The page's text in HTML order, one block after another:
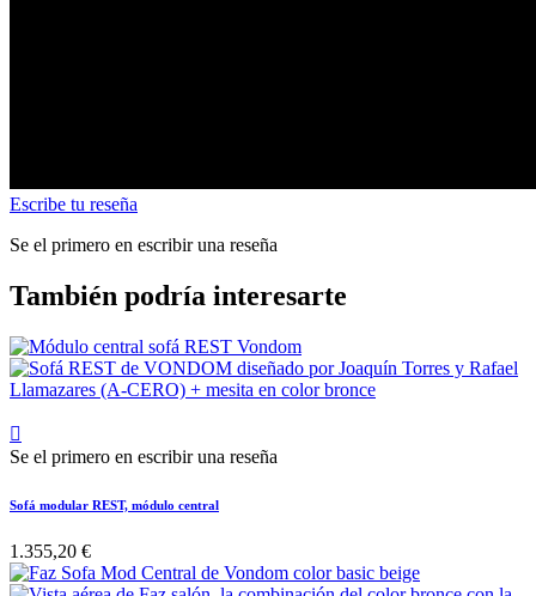
Escribe tu reseña
Se el primero en escribir una reseña
También podría interesarte

Se el primero en escribir una reseña
Sofá modular REST, módulo central
1.355,20 €